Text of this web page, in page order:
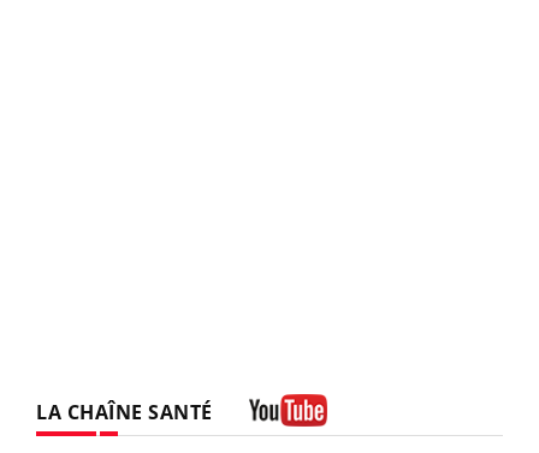
LA CHAÎNE SANTÉ